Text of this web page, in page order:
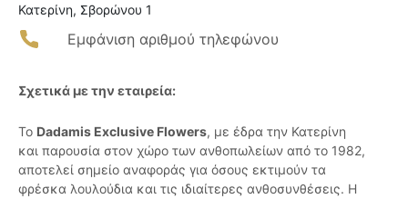
Κατερίνη, Σβορώνου 1
Εμφάνιση αριθμού τηλεφώνου
Σχετικά με την εταιρεία:
Το Dadamis Exclusive Flowers, με έδρα την Κατερίνη
και παρουσία στον χώρο των ανθοπωλείων από το 1982,
αποτελεί σημείο αναφοράς για όσους εκτιμούν τα
φρέσκα λουλούδια και τις ιδιαίτερες ανθοσυνθέσεις. Η